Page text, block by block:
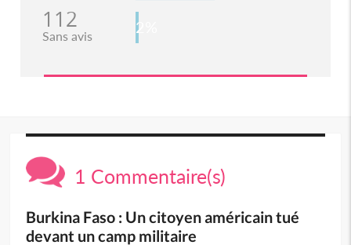
112
Sans avis 2%
1 Commentaire(s)
Burkina Faso : Un citoyen américain tué
devant un camp militaire